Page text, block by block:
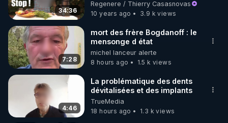
https://www.instagram.com/rdlr_thierrycasasnovas/
http://rgnr.li/instagram
🌱 LA NEWSLETTER
Pour ne pas rater l’actualité RGNR (stages,
http://rgnr.li/news
🌱 VIDÉOS NON CENSURÉES SUR ODYSEE
34:36
cartilages"
Regenere / Thierry Casasnovas
10 years ago
3.9 k views
7:28
mort des frère Bogdanoff : le
mensonge d état
michel lanceur alerte
8 hours ago
1.5 k views
4:46
La problématique des dents
dévitalisées et des implants
TrueMedia
18 hours ago
1.3 k views